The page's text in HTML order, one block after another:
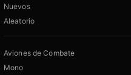
Nuevos
Aleatorio
Aviones de Combate
Mono